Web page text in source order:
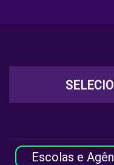
Escolas e